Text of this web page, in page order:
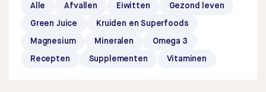
Alle Afvallen Eiwitten Gezond leven
Green Juice Kruiden en Superfoods
Magnesium Mineralen Omega 3
Recepten Supplementen Vitaminen